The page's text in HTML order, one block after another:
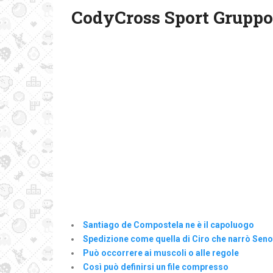
CodyCross Sport
Santiago de Compostela ne è il capoluogo
Spedizione come quella di Ciro che narrò
Può occorrere ai muscoli o alle regole
Così può definirsi un file compresso